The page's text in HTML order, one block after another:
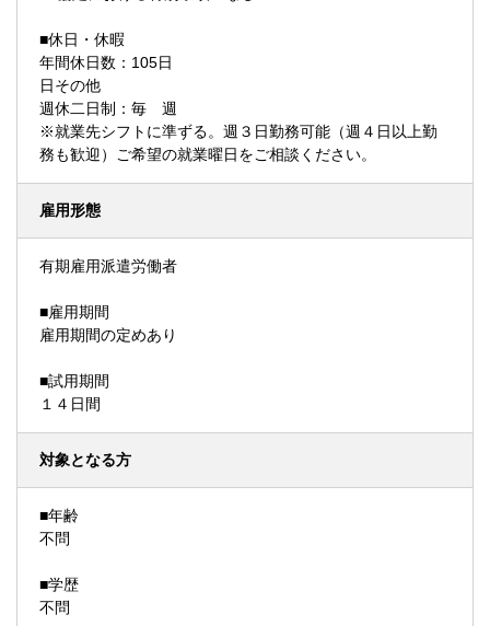
■休日・休暇
年間休日数：105日
日その他
週休二日制：毎 週
※就業先シフトに準ずる。週３日勤務可能（週４日以上勤
務も歓迎）ご希望の就業曜日をご相談ください。
雇用形態
有期雇用派遣労働者
■雇用期間
雇用期間の定めあり
■試用期間
１４日間
対象となる方
■年齢
不問
■学歴
不問